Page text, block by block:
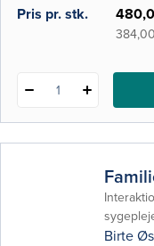
i-bog
Pris pr. stk.
1
Birte